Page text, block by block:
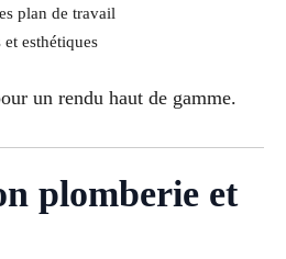
plan de travail
esthétiques
un rendu haut de gamme.
plomberie et